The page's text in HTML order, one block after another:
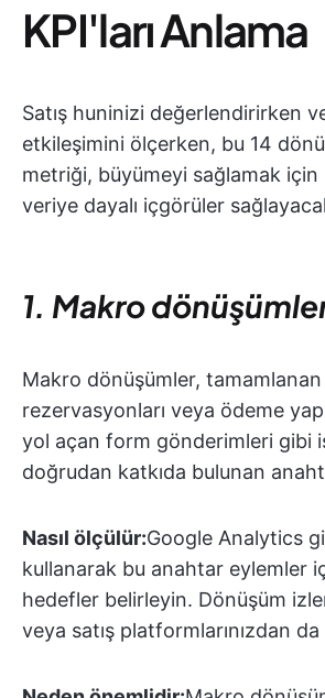
KPI'ları Anlama
Satış huninizi değerlendirirken
etkileşimini ölçerken, bu 14
metriği, büyümeyi sağlamak için
veriye dayalı içgörüler
1. Makro
Makro dönüşümler, tamamlanan
rezervasyonları veya ödeme
yol açan form gönderimleri gibi
doğrudan katkıda bulunan
Nasıl ölçülür:Google Analytics
kullanarak bu anahtar eylemler
hedefler belirleyin. Dönüşüm
veya satış platformlarınızdan